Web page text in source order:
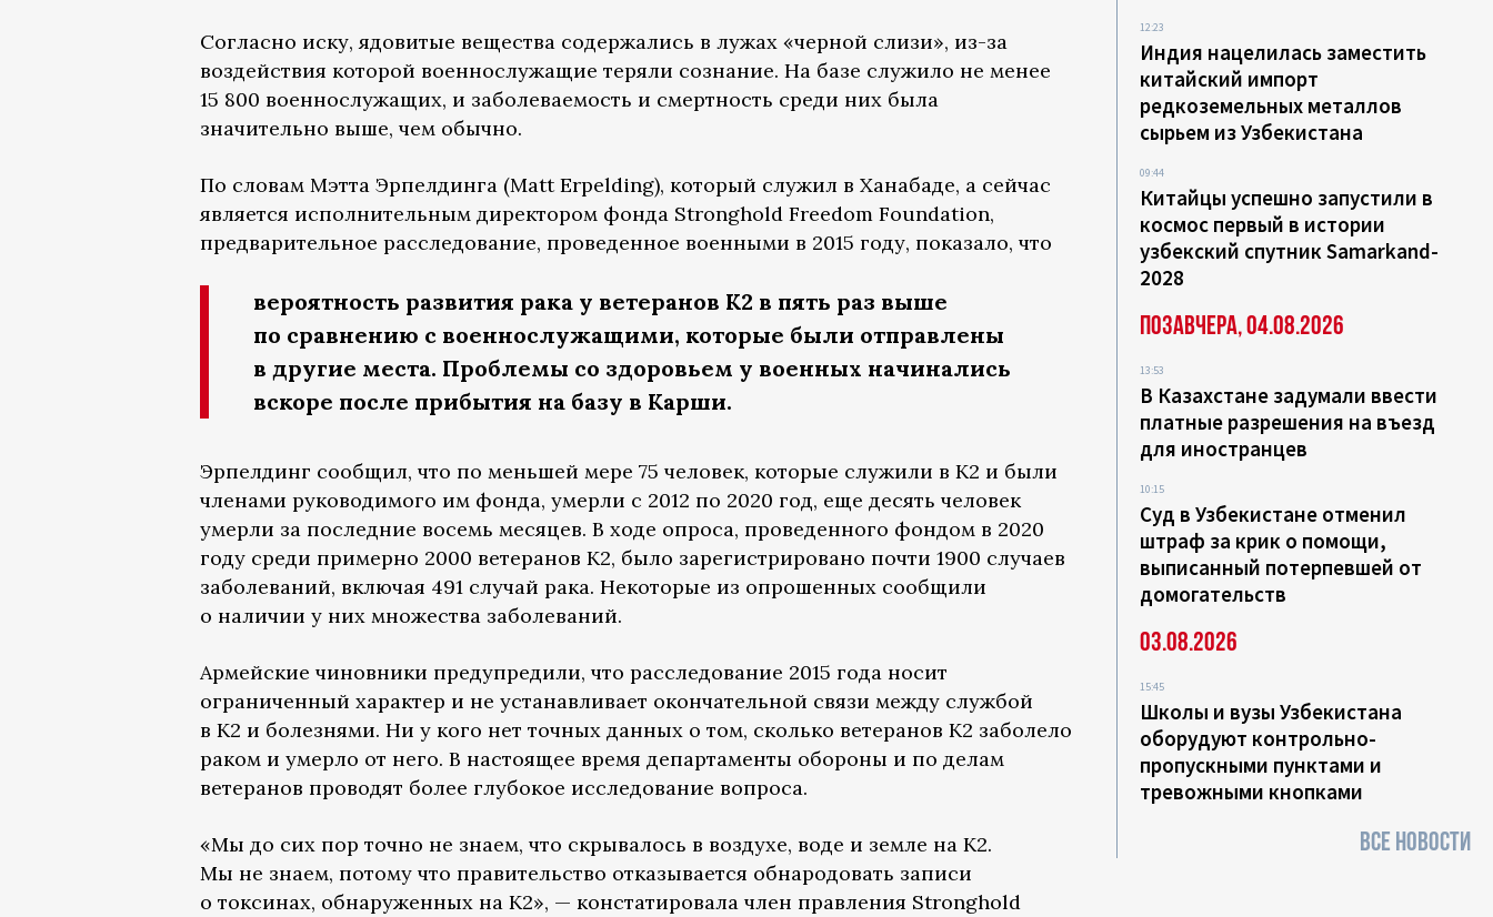
Согласно иску, ядовитые вещества содержались в лужах «черной слизи», из-за
воздействия которой военнослужащие теряли сознание. На базе служило не менее
15 800 военнослужащих, и заболеваемость и смертность среди них была
значительно выше, чем обычно.
По словам Мэтта Эрпелдинга (Matt Erpelding), который служил в Ханабаде, а сейчас
является исполнительным директором фонда Stronghold Freedom Foundation,
предварительное расследование, проведенное военными в 2015 году, показало, что
вероятность развития рака у ветеранов К2 в пять раз выше
по сравнению с военнослужащими, которые были отправлены
в другие места. Проблемы со здоровьем у военных начинались
вскоре после прибытия на базу в Карши.
Эрпелдинг сообщил, что по меньшей мере 75 человек, которые служили в K2 и были
членами руководимого им фонда, умерли с 2012 по 2020 год, еще десять человек
умерли за последние восемь месяцев. В ходе опроса, проведенного фондом в 2020
году среди примерно 2000 ветеранов K2, было зарегистрировано почти 1900 случаев
заболеваний, включая 491 случай рака. Некоторые из опрошенных сообщили
о наличии у них множества заболеваний.
Армейские чиновники предупредили, что расследование 2015 года носит
ограниченный характер и не устанавливает окончательной связи между службой
в К2 и болезнями. Ни у кого нет точных данных о том, сколько ветеранов К2 заболело
раком и умерло от него. В настоящее время департаменты обороны и по делам
ветеранов проводят более глубокое исследование вопроса.
«Мы до сих пор точно не знаем, что скрывалось в воздухе, воде и земле на К2.
Мы не знаем, потому что правительство отказывается обнародовать записи
о токсинах, обнаруженных на К2», — констатировала член правления Stronghold
12:23
Индия нацелилась заместить
китайский импорт
редкоземельных металлов
сырьем из Узбекистана
09:44
Китайцы успешно запустили в
космос первый в истории
узбекский спутник Samarkand-
2028
Позавчера, 04.08.2026
13:53
В Казахстане задумали ввести
платные разрешения на въезд
для иностранцев
10:15
Суд в Узбекистане отменил
штраф за крик о помощи,
выписанный потерпевшей от
домогательств
03.08.2026
15:45
Школы и вузы Узбекистана
оборудуют контрольно-
пропускными пунктами и
тревожными кнопками
ВСЕ НОВОСТИ